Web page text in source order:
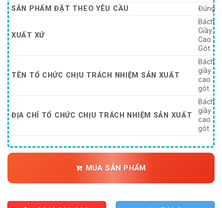
SẢN PHẨM ĐẶT THEO YÊU CẦU
Đúng
XUẤT XỨ
Bách
Giầy
Cao
Gót
TÊN TỔ CHỨC CHỊU TRÁCH NHIỆM SẢN XUẤT
Bách
giầy
cao
gót
ĐỊA CHỈ TỔ CHỨC CHỊU TRÁCH NHIỆM SẢN XUẤT
Bách
giầy
cao
gót
MUA SẢN PHẨM